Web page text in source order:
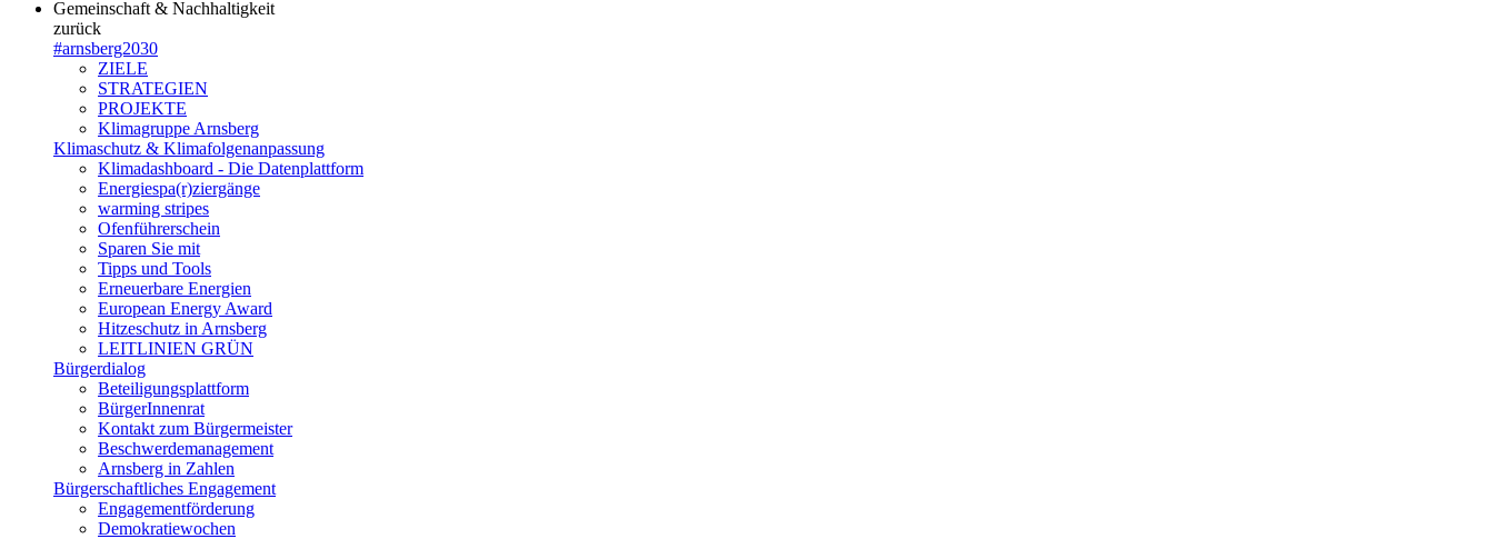
Gemeinschaft & Nachhaltigkeit
zurück
#arnsberg2030
ZIELE
STRATEGIEN
PROJEKTE
Klimagruppe Arnsberg
Klimaschutz & Klimafolgenanpassung
Klimadashboard - Die Datenplattform
Energiespa(r)ziergänge
warming stripes
Ofenführerschein
Sparen Sie mit
Tipps und Tools
Erneuerbare Energien
European Energy Award
Hitzeschutz in Arnsberg
LEITLINIEN GRÜN
Bürgerdialog
Beteiligungsplattform
BürgerInnenrat
Kontakt zum Bürgermeister
Beschwerdemanagement
Arnsberg in Zahlen
Bürgerschaftliches Engagement
Engagementförderung
Demokratiewochen